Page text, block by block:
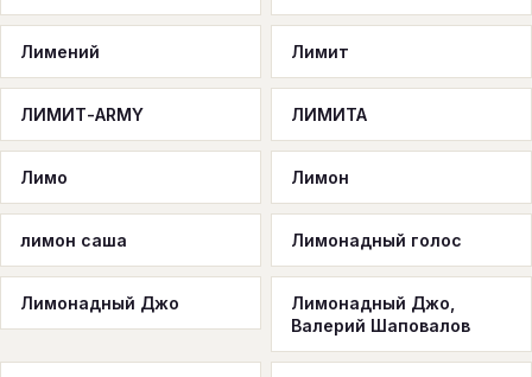
Лимений Лимит
ЛИМИТ-ARMY ЛИМИТА
Лимо Лимон
лимон саша Лимонадный голос
Лимонадный Джо
Лимонадный Джо,
Валерий Шаповалов